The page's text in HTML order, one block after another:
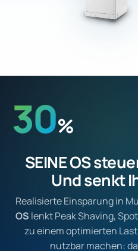
30%
SEINE OS
Und senkt
Realisierte Einsparung in
OS lenkt Peak Shaving,
zu einem optimierten
nutzbar machen: